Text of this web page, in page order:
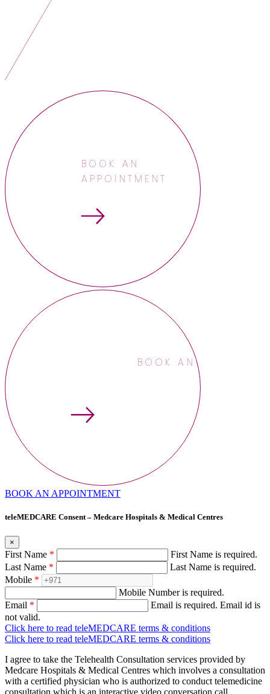
BOOK AN
APPOINTMENT
BOOK AN
BOOK AN APPOINTMENT
teleMEDCARE Consent – Medcare Hospitals & Medical Centres
×
First Name *
First Name is required.
Last Name *
Last Name is required.
Mobile *
Mobile Number is required.
Email * Email is required. Email id is
not valid.
Click here to read teleMEDCARE terms & conditions
Click here to read teleMEDCARE terms & conditions
I agree to take the Telehealth Consultation services provided by
Medcare Hospitals & Medical Centres which involves a consultation
with a certified physician who is authorized to conduct telemedicine
consultation which is an interactive video conversation call.